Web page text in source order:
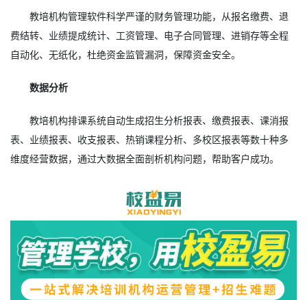
教培机构管理软件科学严谨的财务管理功能，从报名缴费、退
费结转、业绩提成统计、工资管理、电子合同管理、进销存等全程
自动化、无纸化，杜绝资金监管漏洞，保障资金安全。
数据分析
教培机构排课系统自动生成招生分析报表、缴费报表、课消报
表、业绩报表、收支报表、热销课程分析、多校区报表等数十种多
维度经营数据，通过大数据全面剖析机构问题，帮助客户成功。